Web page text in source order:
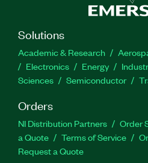
Solutions
Academic & Research
Electronics
Energy
Sciences
Semiconductor
Orders
NI Distribution Partners Order
a Quote
Terms of Service
Request a Quote